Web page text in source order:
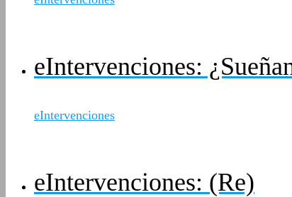
eIntervenciones:
eIntervenciones
eIntervenciones: (Re)